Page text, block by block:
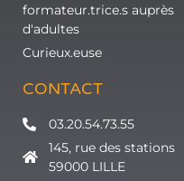
formateur.trice.s auprès
d'adultes
Curieux.euse
CONTACT
03.20.54.73.55
145, rue des stations
59000 LILLE